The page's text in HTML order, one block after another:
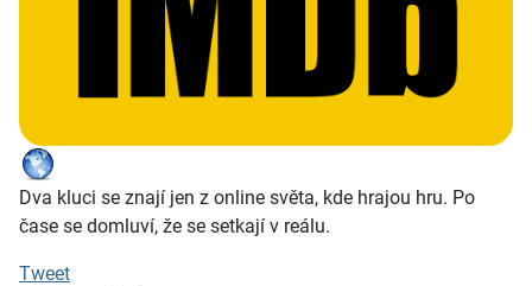
Dva kluci se znají jen z online světa, kde hrajou hru. Po
čase se domluví, že se setkají v reálu.
Tweet